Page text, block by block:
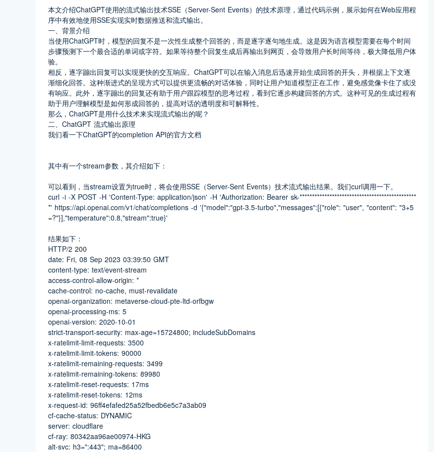
本文介绍ChatGPT使用的流式输出技术SSE（Server-Sent Events）的技术原理，通过代码示例，展示如何在Web应用程
序中有效地使用SSE实现实时数据推送和流式输出。
一、背景介绍
当使用ChatGPT时，模型的回复不是一次性生成整个回答的，而是逐字逐句地生成。这是因为语言模型需要在每个时间
步骤预测下一个最合适的单词或字符。如果等待整个回复生成后再输出到网页，会导致用户长时间等待，极大降低用户体
验。
相反，逐字蹦出回复可以实现更快的交互响应。ChatGPT可以在输入消息后迅速开始生成回答的开头，并根据上下文逐
渐细化回答。这种渐进式的呈现方式可以提供更流畅的对话体验，同时让用户知道模型正在工作，避免感觉像卡住了或没
有响应。此外，逐字蹦出的回复还有助于用户跟踪模型的思考过程，看到它逐步构建回答的方式。这种可见的生成过程有
助于用户理解模型是如何形成回答的，提高对话的透明度和可解释性。
那么，ChatGPT是用什么技术来实现流式输出的呢？
二、ChatGPT 流式输出原理
我们看一下ChatGPT的completion API的官方文档
其中有一个stream参数，其介绍如下：
可以看到，当stream设置为true时，将会使用SSE（Server-Sent Events）技术流式输出结果。我们curl调用一下。
curl -i -X POST -H 'Content-Type: application/json' -H 'Authorization: Bearer sk-***********************************************
*' https://api.openai.com/v1/chat/completions -d '{"model":"gpt-3.5-turbo","messages":[{"role": "user", "content": "3+5
=?"}],"temperature":0.8,"stream":true}'
结果如下：
HTTP/2 200
date: Fri, 08 Sep 2023 03:39:50 GMT
content-type: text/event-stream
access-control-allow-origin: *
cache-control: no-cache, must-revalidate
openai-organization: metaverse-cloud-pte-ltd-orfbgw
openai-processing-ms: 5
openai-version: 2020-10-01
strict-transport-security: max-age=15724800; includeSubDomains
x-ratelimit-limit-requests: 3500
x-ratelimit-limit-tokens: 90000
x-ratelimit-remaining-requests: 3499
x-ratelimit-remaining-tokens: 89980
x-ratelimit-reset-requests: 17ms
x-ratelimit-reset-tokens: 12ms
x-request-id: 96ff4efafed25a52fbedb6e5c7a3ab09
cf-cache-status: DYNAMIC
server: cloudflare
cf-ray: 80342aa96ae00974-HKG
alt-svc: h3=":443"; ma=86400